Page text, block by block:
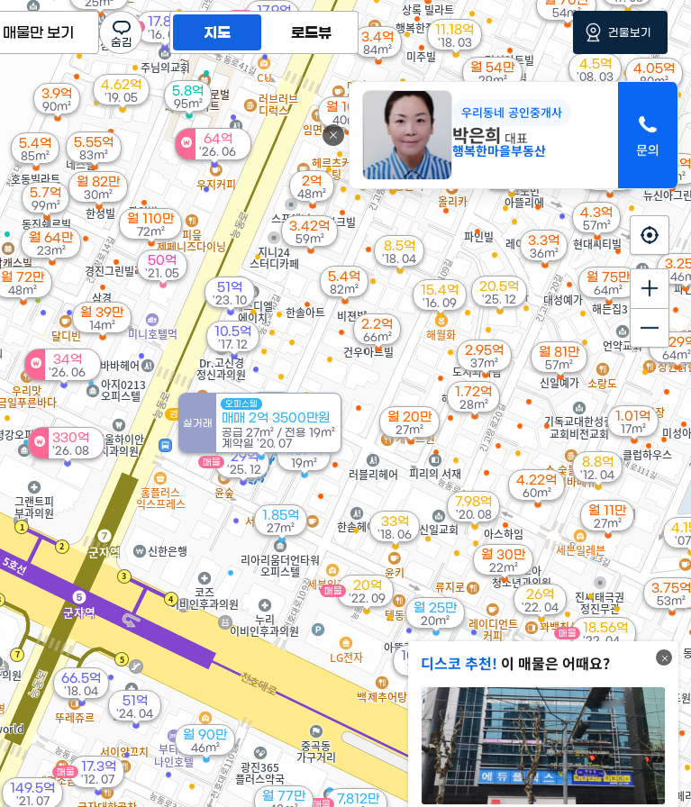
월 25만
20m²
17.3억
'12. 07
매물
7,812만
매물
330억
'26. 08
3.97억
43m²
경매
월 39만
14m²
1.85억
27m²
월 77만
1.07억
19m²
1.01억
17m²
5.25억
61m²
17.8억
'16. 07
매물
17.9억
매물
64억
'26. 06
29억
'25. 12
매물
2.29
64m²
1.72억
28m²
5.7억
99m²
34억
'26. 06
5.4억
82m²
4.3억
57m²
5.4억
85m²
3.75억
53m²
월 8만
50m²
월 30만
22m²
2.95억
37m²
월 2만
40m²
월 64만
23m²
월 20만
27m²
월 81만
57m²
월 11만
27m²
월 82만
30m²
20.5억
'25. 12
2억
48m²
20억
'22. 09
매물
월 54만
29m²
월 90만
46m²
4.22억
60m²
월 110만
72m²
월 10만
40m²
18.56억
'22. 04
매물
월 72만
48m²
3.9억
90m²
3.42억
59m² 3.3억
36m²
51억
'24. 04
4.05억
80m²
54m²
5.55억
83m²
51억
'23. 10
월 75만
64m²
26억
'22. 04
149.5억
'21. 07
50억
'21. 05
5.8억
95m²
7.98억
'20. 08
실거래
오피스텔
매매 2억 3500만원
공급 27m² / 전용 19m²
계약일 '20. 07
7.95억
'19. 12
100.3억
'19. 06
4.62억
'19. 05
33억
'18. 06
66.5억
'18. 04
8.5억
'18. 04
11.18억
'18. 03
3.28억
92m²
10.5억
'17. 12
15.4억
'16. 09
3.4억
84m²
2.2억
66m²
8.8억
'12. 04
4.5억
'08. 03
3.55억
'06. 11
68.5억
'06. 02
디스코 추천! 이 매물은 어때요?
우리동네 공인중개사
박은희 대표
행복한마을부동산
지도 로드뷰
매물만 보기 건물보기